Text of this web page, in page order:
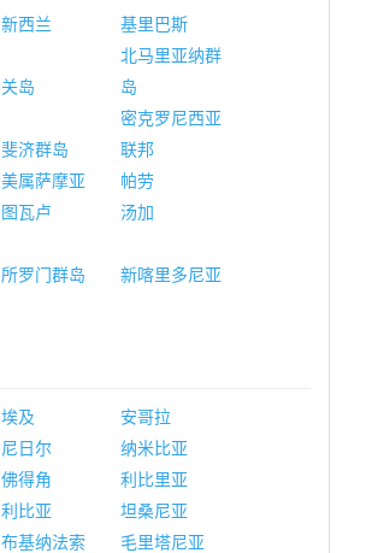
新西兰
基里巴斯
关岛
北马里亚纳群
岛
斐济群岛
密克罗尼西亚
联邦
美属萨摩亚
帕劳
图瓦卢
汤加
所罗门群岛
新喀里多尼亚
埃及
安哥拉
尼日尔
纳米比亚
佛得角
利比里亚
利比亚
坦桑尼亚
布基纳法索
毛里塔尼亚